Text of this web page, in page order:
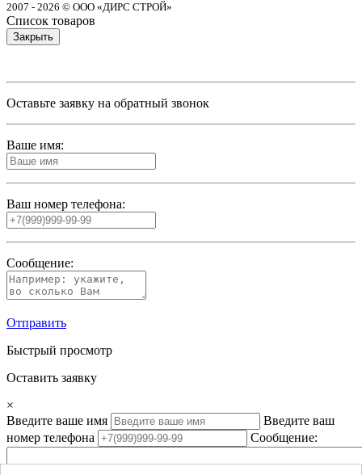
2007 - 2026 © ООО «ДИРС СТРОЙ»
Список товаров
Закрыть
Оставьте заявку на обратный звонок
Ваше имя:
Ваш номер телефона:
Сообщение:
Отправить
Быстрый просмотр
Оставить заявку
×
Введите ваше имя
Введите ваш
номер телефона
Сообщение: